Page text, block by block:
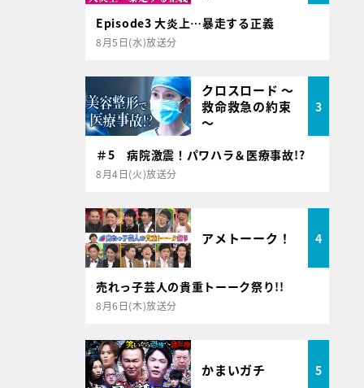
Episode3 大炎上…暴走する正義
8月5日(水)放送分
クロスロード ～
救命救急の約束
～
3
＃5 病院激震！パワハラ＆医療事故!?
8月4日(火)放送分
アメトーーク！ 4
売れっ子芸人の貴重トーーク祭り!!
8月6日(木)放送分
かまいガチ 5